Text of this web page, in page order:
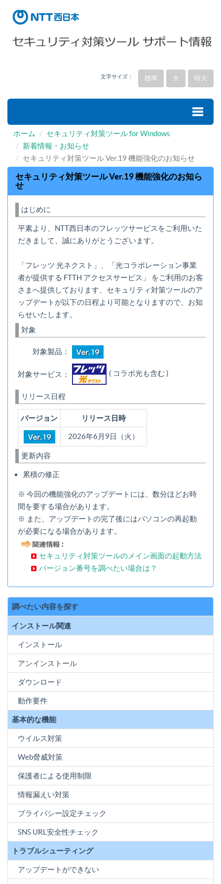
文字サイズ： 標準 大 特大
ホーム
セキュリティ対策ツール for Windows
新着情報・お知らせ
セキュリティ対策ツール Ver.19 機能強化のお知らせ
セキュリティ対策ツール Ver.19 機能強化のお知ら
せ
はじめに
平素より、NTT西日本のフレッツサービスをご利用いた
だきまして、誠にありがとうございます。
「フレッツ 光ネクスト」、「光コラボレーション事業
者が提供する FTTH アクセスサービス」 をご利用のお客
さまへ提供しております、セキュリティ対策ツールのア
ップデートが以下の日程より可能となりますので、お知
らせいたします。
対象
対象製品：
対象サービス： ( コラボ光も含む )
リリース日程
バージョン リリース日時
2026年6月9日（火）
更新内容
累積の修正
※ 今回の機能強化のアップデートには、数分ほどお時
間を要する場合があります。
※ また、アップデートの完了後にはパソコンの再起動
が必要になる場合があります。
セキュリティ対策ツールのメイン画面の起動方法
バージョン番号を調べたい場合は？
調べたい内容を探す
インストール関連
インストール
アンインストール
ダウンロード
動作要件
基本的な機能
ウイルス対策
Web脅威対策
保護者による使用制限
情報漏えい対策
プライバシー設定チェック
SNS URL安全性チェック
トラブルシューティング
アップデートができない